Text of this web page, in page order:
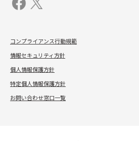
コンプライアンス行動規範
情報セキュリティ方針
個人情報保護方針
特定個人情報保護方針
お問い合わせ窓口一覧
メルマガ登録